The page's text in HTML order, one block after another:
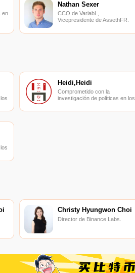
en
Nathan Sexer
CCO de VariabL,
Vicepresidente de AssethFR.
Heidi,Heidi
Comprometido con la
investigación de políticas en los
finanzas, las finanzas
Christy Hyungwon Choi
Director de Binance Labs.